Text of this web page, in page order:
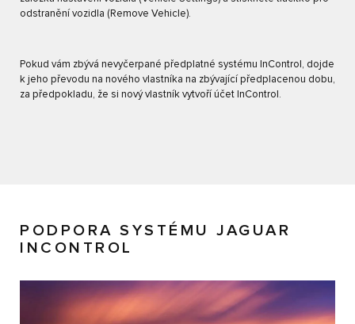
odstranění vozidla (Remove Vehicle).
Pokud vám zbývá nevyčerpané předplatné systému InControl, dojde
k jeho převodu na nového vlastníka na zbývající předplacenou dobu,
za předpokladu, že si nový vlastník vytvoří účet InControl.
PODPORA SYSTÉMU JAGUAR
INCONTROL